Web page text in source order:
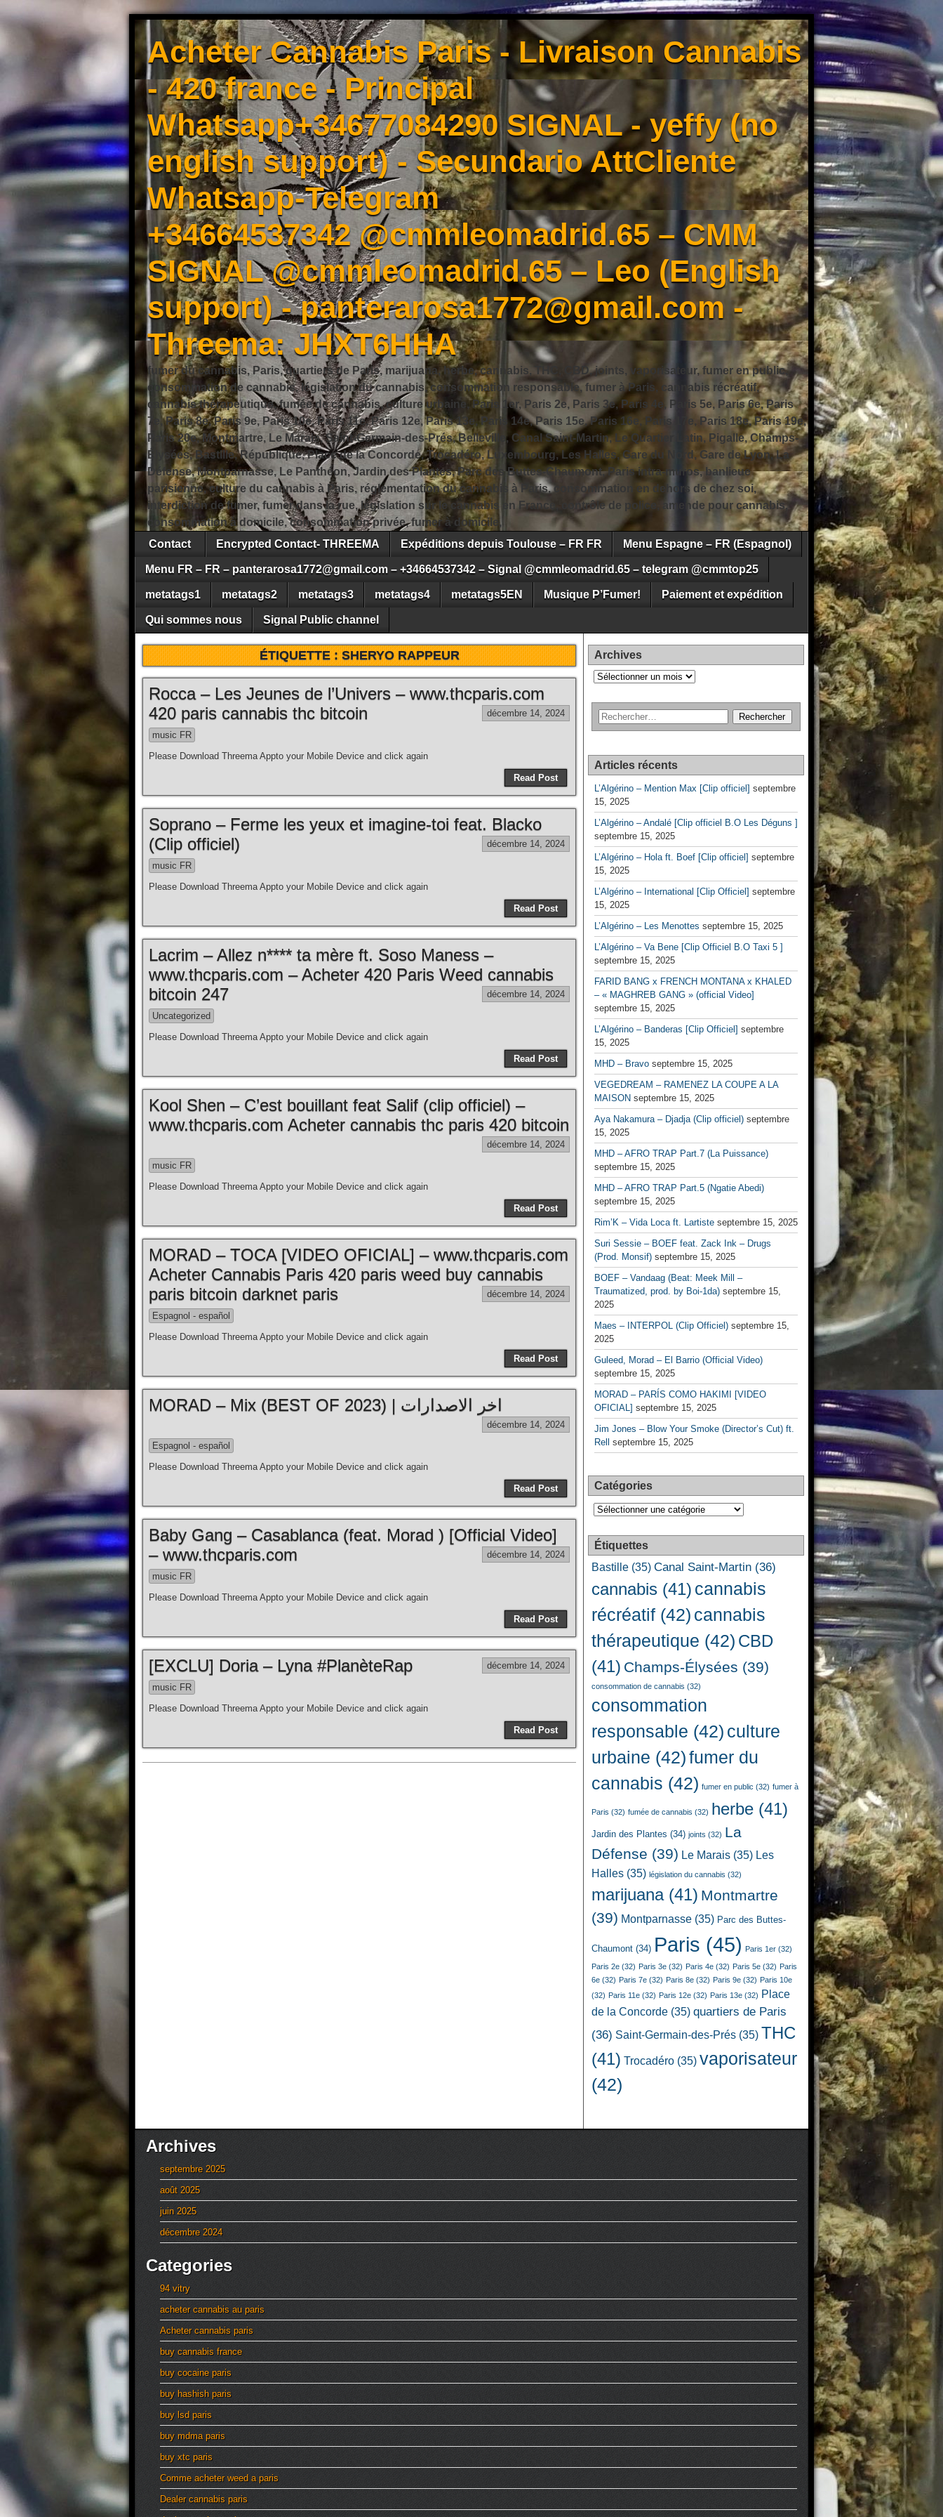
Acheter Cannabis Paris - Livraison Cannabis
- 420 france - Principal
Whatsapp+34677084290 SIGNAL - yeffy (no
english support) - Secundario AttCliente
Whatsapp-Telegram
+34664537342 @cmmleomadrid.65 – CMM
SIGNAL @cmmleomadrid.65 – Leo (English
support) - panterarosa1772@gmail.com -
Threema: JHXT6HHA
fumer du cannabis, Paris, quartiers de Paris, marijuana, herbe, cannabis, THC, CBD, joints, vaporisateur, fumer en public,
consommation de cannabis, législation du cannabis, consommation responsable, fumer à Paris, cannabis récréatif,
cannabis thérapeutique, fumée de cannabis, culture urbaine, Paris 1er, Paris 2e, Paris 3e, Paris 4e, Paris 5e, Paris 6e, Paris
7e, Paris 8e, Paris 9e, Paris 10e, Paris 11e, Paris 12e, Paris 13e, Paris 14e, Paris 15e, Paris 16e, Paris 17e, Paris 18e, Paris 19e,
Paris 20e, Montmartre, Le Marais, Saint-Germain-des-Prés, Belleville, Canal Saint-Martin, Le Quartier Latin, Pigalle, Champs-
Élysées, Bastille, République, Place de la Concorde, Trocadéro, Luxembourg, Les Halles, Gare du Nord, Gare de Lyon, La
Défense, Montparnasse, Le Panthéon, Jardin des Plantes, Parc des Buttes-Chaumont, Paris intra-muros, banlieue
parisienne, culture du cannabis à Paris, réglementation du cannabis à Paris, consommation en dehors de chez soi,
interdiction de fumer, fumer dans la rue, législation sur le cannabis en France, contrôle de police, amende pour cannabis,
consommation à domicile, consommation privée, fumer à domicile,
Contact
Encrypted Contact- THREEMA Expéditions depuis Toulouse – FR FR Menu Espagne – FR (Espagnol)
Menu FR – FR – panterarosa1772@gmail.com – +34664537342 – Signal @cmmleomadrid.65 – telegram @cmmtop25
metatags1 metatags2 metatags3 metatags4 metatags5EN Musique P’Fumer! Paiement et expédition
Qui sommes nous Signal Public channel
ÉTIQUETTE :SHERYO RAPPEUR
Rocca – Les Jeunes de l’Univers – www.thcparis.com
420 paris cannabis thc bitcoin
décembre 14, 2024
music FR
Please Download Threema Appto your Mobile Device and click again
Read Post
Soprano – Ferme les yeux et imagine-toi feat. Blacko
(Clip officiel)
décembre 14, 2024
music FR
Please Download Threema Appto your Mobile Device and click again
Read Post
Lacrim – Allez n**** ta mère ft. Soso Maness –
www.thcparis.com – Acheter 420 Paris Weed cannabis
bitcoin 247
décembre 14, 2024
Uncategorized
Please Download Threema Appto your Mobile Device and click again
Read Post
Kool Shen – C’est bouillant feat Salif (clip officiel) –
www.thcparis.com Acheter cannabis thc paris 420 bitcoin
décembre 14, 2024
music FR
Please Download Threema Appto your Mobile Device and click again
Read Post
MORAD – TOCA [VIDEO OFICIAL] – www.thcparis.com
Acheter Cannabis Paris 420 paris weed buy cannabis
paris bitcoin darknet paris
décembre 14, 2024
Espagnol - español
Please Download Threema Appto your Mobile Device and click again
Read Post
MORAD – Mix (BEST OF 2023) | اخر الاصدارات
décembre 14, 2024
Espagnol - español
Please Download Threema Appto your Mobile Device and click again
Read Post
Baby Gang – Casablanca (feat. Morad ) [Official Video]
– www.thcparis.com
décembre 14, 2024
music FR
Please Download Threema Appto your Mobile Device and click again
Read Post
[EXCLU] Doria – Lyna #PlanèteRap décembre 14, 2024
music FR
Please Download Threema Appto your Mobile Device and click again
Read Post
Archives
Archives
Articles récents
L’Algérino – Mention Max [Clip officiel] septembre
15, 2025
L’Algérino – Andalé [Clip officiel B.O Les Déguns ]
septembre 15, 2025
L’Algérino – Hola ft. Boef [Clip officiel] septembre
15, 2025
L’Algérino – International [Clip Officiel] septembre
15, 2025
L’Algérino – Les Menottes septembre 15, 2025
L’Algérino – Va Bene [Clip Officiel B.O Taxi 5 ]
septembre 15, 2025
FARID BANG x FRENCH MONTANA x KHALED
– « MAGHREB GANG » (official Video]
septembre 15, 2025
L’Algérino – Banderas [Clip Officiel] septembre
15, 2025
MHD – Bravo septembre 15, 2025
VEGEDREAM – RAMENEZ LA COUPE A LA
MAISON septembre 15, 2025
Aya Nakamura – Djadja (Clip officiel) septembre
15, 2025
MHD – AFRO TRAP Part.7 (La Puissance)
septembre 15, 2025
MHD – AFRO TRAP Part.5 (Ngatie Abedi)
septembre 15, 2025
Rim’K – Vida Loca ft. Lartiste septembre 15, 2025
Suri Sessie – BOEF feat. Zack Ink – Drugs
(Prod. Monsif) septembre 15, 2025
BOEF – Vandaag (Beat: Meek Mill –
Traumatized, prod. by Boi-1da) septembre 15,
2025
Maes – INTERPOL (Clip Officiel) septembre 15,
2025
Guleed, Morad – El Barrio (Official Video)
septembre 15, 2025
MORAD – PARÍS COMO HAKIMI [VIDEO
OFICIAL] septembre 15, 2025
Jim Jones – Blow Your Smoke (Director’s Cut) ft.
Rell
septembre 15, 2025
Catégories
Catégories
Étiquettes
Bastille (35) Canal Saint-Martin (36)
cannabis (41) cannabis
récréatif (42) cannabis
thérapeutique (42) CBD
(41) Champs-Élysées (39)
consommation de cannabis (32)
consommation
responsable (42) culture
urbaine (42)fumer du
cannabis (42) fumer en public (32) fumer à
Paris (32) fumée de cannabis (32) herbe (41)
Jardin des Plantes (34) joints (32) La
Défense (39) Le Marais (35) Les
Halles (35) législation du cannabis (32)
marijuana(41) Montmartre
(39) Montparnasse (35) Parc des Buttes-
Chaumont (34) Paris (45) Paris 1er (32)
Paris 2e (32) Paris 3e (32) Paris 4e (32) Paris 5e (32) Paris
6e (32) Paris 7e (32) Paris 8e (32) Paris 9e (32) Paris 10e
(32) Paris 11e (32) Paris 12e (32) Paris 13e (32) Place
de la Concorde (35) quartiers de Paris
(36) Saint-Germain-des-Prés (35) THC
(41) Trocadéro (35) vaporisateur
(42)
Archives
septembre 2025
août 2025
juin 2025
décembre 2024
Categories
94 vitry
acheter cannabis au paris
Acheter cannabis paris
buy cannabis france
buy cocaine paris
buy hashish paris
buy lsd paris
buy mdma paris
buy xtc paris
Comme acheter weed a paris
Dealer cannabis paris